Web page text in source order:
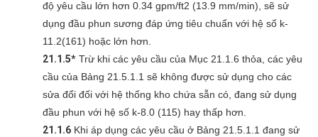
độ yêu cầu lớn hơn 0.34 gpm/ft2 (13.9 mm/min), sẽ sử
dụng đầu phun sương đáp ứng tiêu chuẩn với hệ số k-
11.2(161) hoặc lớn hơn.
21.1.5* Trừ khi các yêu cầu của Mục 21.1.6 thỏa, các yêu
cầu của Bảng 21.5.1.1 sẽ không được sử dụng cho các
sửa đổi đối với hệ thống kho chứa sẵn có, đang sử dụng
đầu phun với hệ số k-8.0 (115) hay thấp hơn.
21.1.6 Khi áp dụng các yêu cầu ở Bảng 21.5.1.1 đang sử